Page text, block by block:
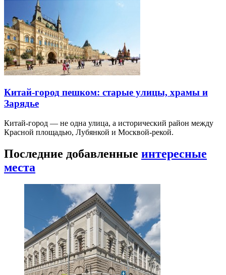
Китай-город пешком: старые улицы, храмы и
Зарядье
Китай-город — не одна улица, а исторический район между
Красной площадью, Лубянкой и Москвой-рекой.
Последние добавленные интересные
места